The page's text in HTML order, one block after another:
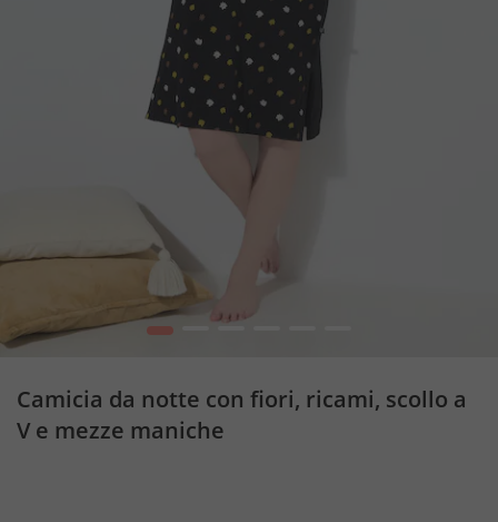
1
Camicia da notte con fiori, ricami, scollo a
V e mezze maniche